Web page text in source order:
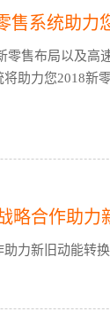
售系统助力
零售布局以及
助力您2018新
略合作助力
力新旧动能转